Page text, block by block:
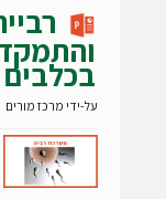
בכלבים
על-ידי מרכז מורים